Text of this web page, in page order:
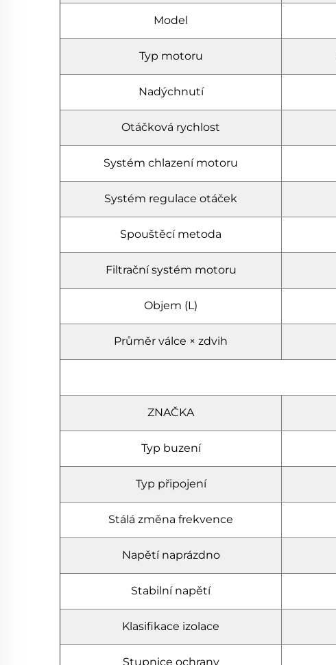
Model
Typ motoru
Nadýchnutí
Otáčková rychlost
Systém chlazení motoru
Systém regulace otáček
Spouštěcí metoda
Filtrační systém motoru
Objem (L)
Průměr válce × zdvih
ZNAČKA
Typ buzení
Typ připojení
Stálá změna frekvence
Napětí naprázdno
Stabilní napětí
Klasifikace izolace
Stupnice ochrany